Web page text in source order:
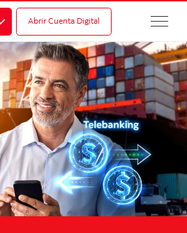
Abrir Cuenta Digital